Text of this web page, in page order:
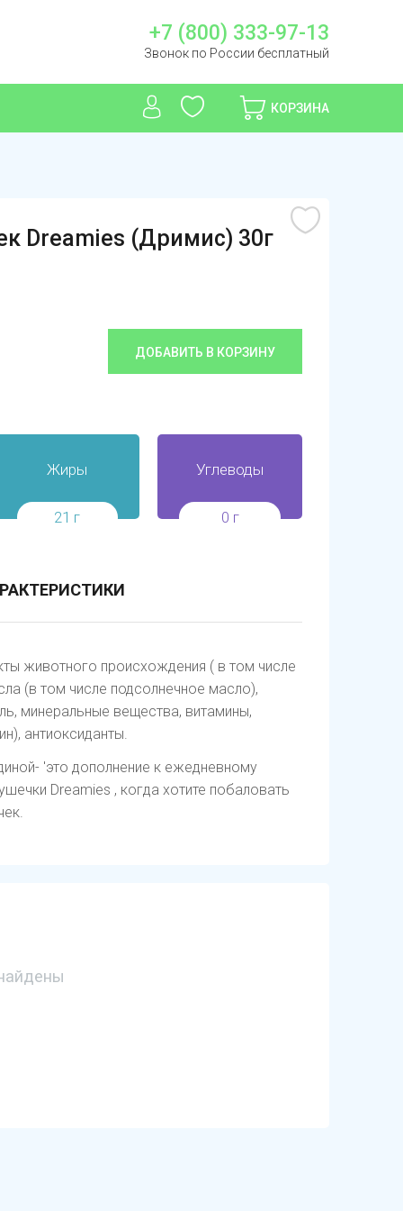
+7 (800) 333-97-13
Звонок по России бесплатный
КОРЗИНА
Dreamies (Дримис) 30г
ДОБАВИТЬ В КОРЗИНУ
Жиры
21 г
Углеводы
0 г
животного происхождения ( в том числе
(в том числе подсолнечное масло),
минеральные вещества, витамины,
антиоксиданты.
'это дополнение к ежедневному
Dreamies , когда хотите побаловать